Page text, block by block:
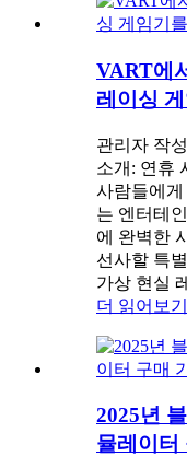
VART에
레이싱
관리자 작
소개: 연휴
사람들에게
는 엔터테
에 완벽한
선사할 특
가상 현실
더 읽어보기
2025년
뮬레이터